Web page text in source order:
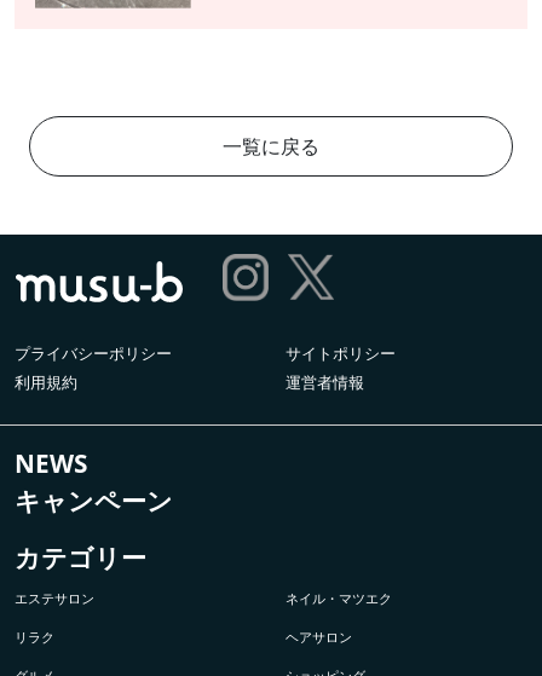
一覧に戻る
プライバシーポリシー
サイトポリシー
利用規約
運営者情報
NEWS
キャンペーン
カテゴリー
エステサロン ネイル・マツエク
リラク ヘアサロン